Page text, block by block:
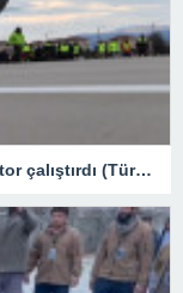
Milli Muharip Uçak (MMU) piste çıktı, motor çalıştırdı (Türkiye’nin yeni nesil yerli silahları) – Son Dakika Teknoloji Haberleri